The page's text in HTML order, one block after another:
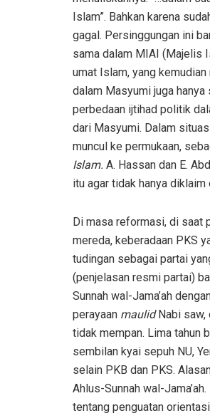
Islam”. Bahkan karena
gagal. Persinggungan ini
sama dalam MIAI (Majelis
umat Islam, yang
dalam Masyumi juga
perbedaan ijtihad politik
dari Masyumi. Dalam
muncul ke permukaan,
Islam. A. Hassan dan E.
itu agar tidak hanya diklaim
Di masa reformasi, di saat
mereda, keberadaan PKS
tudingan sebagai partai
(penjelasan resmi partai)
Sunnah wal-Jama’ah
perayaan maulid Nabi saw,
tidak mempan. Lima tahun
sembilan kyai sepuh NU,
selain PKB dan PKS.
Ahlus-Sunnah wal-
tentang penguatan